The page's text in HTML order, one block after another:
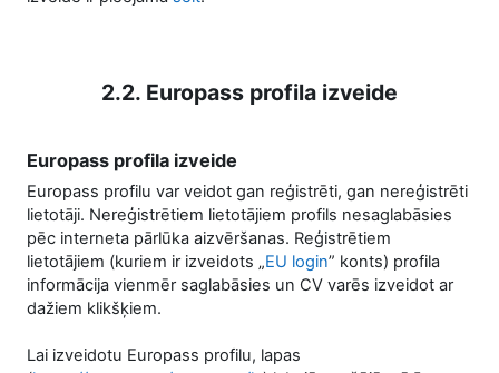
2.2. Europass profila izveide
Europass profila izveide
Europass profilu var veidot gan reģistrēti, gan nereģistrēti
lietotāji. Nereģistrētiem lietotājiem profils nesaglabāsies
pēc interneta pārlūka aizvēršanas. Reģistrētiem
lietotājiem (kuriem ir izveidots „EU login” konts) profila
informācija vienmēr saglabāsies un CV varēs izveidot ar
dažiem klikšķiem.
Lai izveidotu Europass profilu, lapas